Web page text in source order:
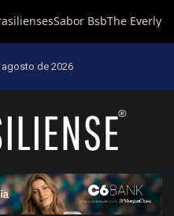
de 2026
trabalha por Brasília